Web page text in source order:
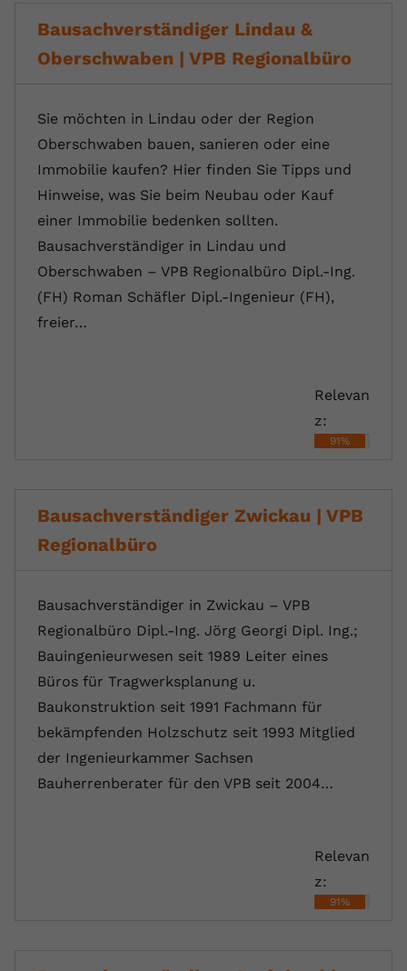
Bausachverständiger Lindau &
Oberschwaben | VPB Regionalbüro
Sie möchten in Lindau oder der Region
Oberschwaben bauen, sanieren oder eine
Immobilie kaufen? Hier finden Sie Tipps und
Hinweise, was Sie beim Neubau oder Kauf
einer Immobilie bedenken sollten.
Bausachverständiger in Lindau und
Oberschwaben – VPB Regionalbüro Dipl.-Ing.
(FH) Roman Schäfler Dipl.-Ingenieur (FH),
freier…
Relevan
z:
91%
Bausachverständiger Zwickau | VPB
Regionalbüro
Bausachverständiger in Zwickau – VPB
Regionalbüro Dipl.-Ing. Jörg Georgi Dipl. Ing.;
Bauingenieurwesen seit 1989 Leiter eines
Büros für Tragwerksplanung u.
Baukonstruktion seit 1991 Fachmann für
bekämpfenden Holzschutz seit 1993 Mitglied
der Ingenieurkammer Sachsen
Bauherrenberater für den VPB seit 2004…
Relevan
z:
91%